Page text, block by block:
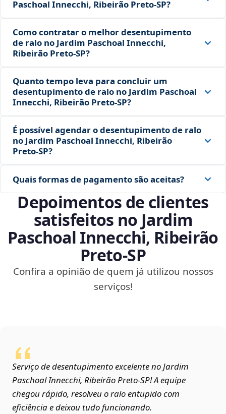
Paschoal Innecchi, Ribeirão Preto‑SP?
Como contratar o melhor desentupimento
de ralo no Jardim Paschoal Innecchi,
Ribeirão Preto‑SP?
Quanto tempo leva para concluir um
desentupimento de ralo no Jardim Paschoal
Innecchi, Ribeirão Preto‑SP?
É possível agendar o desentupimento de ralo
no Jardim Paschoal Innecchi, Ribeirão
Preto‑SP?
Quais formas de pagamento são aceitas?
Depoimentos de clientes
satisfeitos no Jardim
Paschoal Innecchi, Ribeirão
Preto‑SP
Confira a opinião de quem já utilizou nossos
serviços!
Serviço de desentupimento excelente no Jardim
Paschoal Innecchi, Ribeirão Preto‑SP! A equipe
chegou rápido, resolveu o ralo entupido com
eficiência e deixou tudo funcionando.